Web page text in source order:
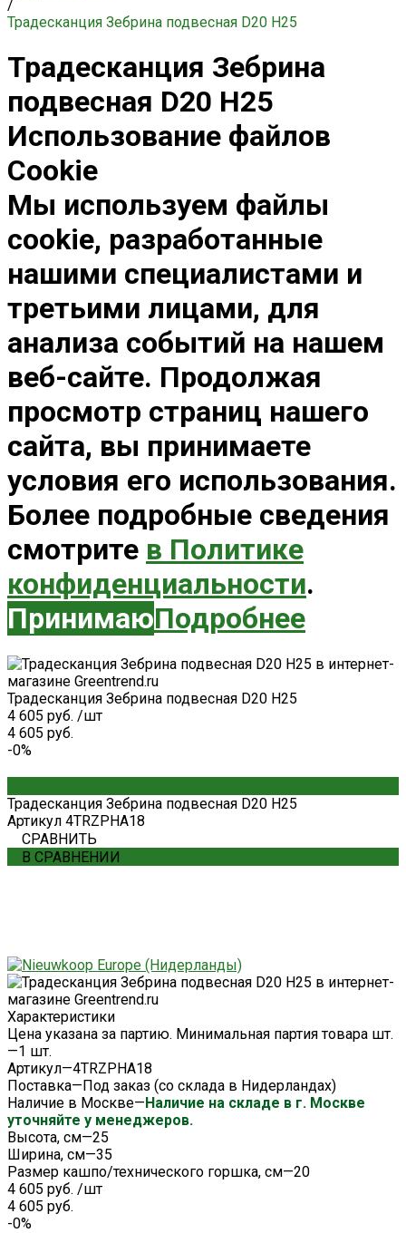
/
Традесканция Зебрина подвесная D20 H25
Традесканция Зебрина
подвесная D20 H25
Использование файлов
Cookie
Мы используем файлы
cookie, разработанные
нашими специалистами и
третьими лицами, для
анализа событий на нашем
веб-сайте. Продолжая
просмотр страниц нашего
сайта, вы принимаете
условия его использования.
Более подробные сведения
смотрите в Политике
конфиденциальности.
ПринимаюПодробнее
Традесканция Зебрина подвесная D20 H25
4 605 руб. /шт
4 605 руб.
-0%
Традесканция Зебрина подвесная D20 H25
Артикул 4TRZPHA18
СРАВНИТЬ
В СРАВНЕНИИ
Характеристики
Цена указана за партию. Минимальная партия товара шт.
—1 шт.
Артикул—4TRZPHA18
Поставка—Под заказ (со склада в Нидерландах)
Наличие в Москве—Наличие на складе в г. Москве
уточняйте у менеджеров.
Высота, см—25
Ширина, см—35
Размер кашпо/технического горшка, см—20
4 605 руб. /шт
4 605 руб.
-0%